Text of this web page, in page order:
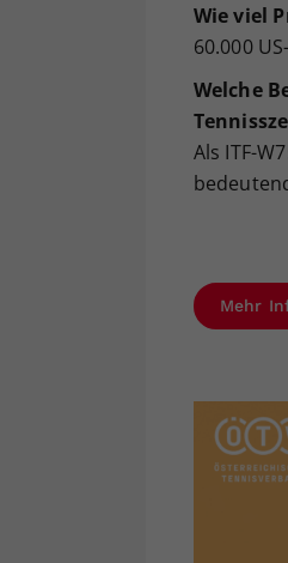
Wie viel
60.000
Welche
Als ITF-
Mehr